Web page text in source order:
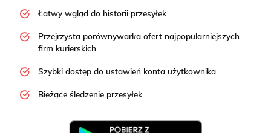
Łatwy wgląd do historii przesyłek
Przejrzysta porównywarka ofert najpopularniejszych
firm kurierskich
Szybki dostęp do ustawień konta użytkownika
Bieżące śledzenie przesyłek